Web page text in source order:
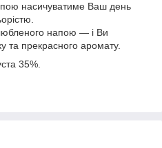
насичуватиме Ваш день
напою — і Ви
та прекрасного аромату.
35%.